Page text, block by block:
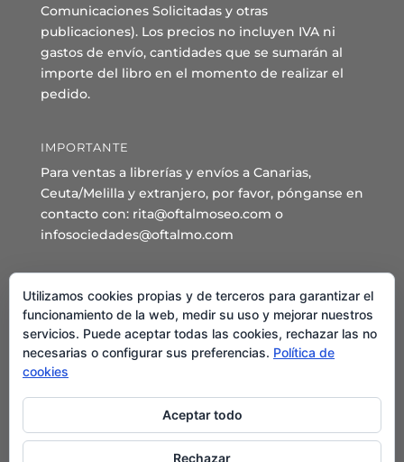
Comunicaciones Solicitadas y otras
publicaciones). Los precios no incluyen IVA ni
gastos de envío, cantidades que se sumarán al
importe del libro en el momento de realizar el
pedido.
IMPORTANTE
Para ventas a librerías y envíos a Canarias,
Ceuta/Melilla y extranjero, por favor, pónganse en
contacto con: rita@oftalmoseo.com o
infosociedades@oftalmo.com
Sede Administrativa y Secretaría General
C/ Arcipreste de Hita 14 – 1º Derecha.
28015 – Madrid
Teléfono: 91 544 80 35 - 91 544 58 79
Mail:
Utilizamos cookies propias y de terceros para garantizar el
funcionamiento de la web, medir su uso y mejorar nuestros
servicios. Puede aceptar todas las cookies, rechazar las no
necesarias o configurar sus preferencias. Política de
cookies
Aceptar todo
Rechazar